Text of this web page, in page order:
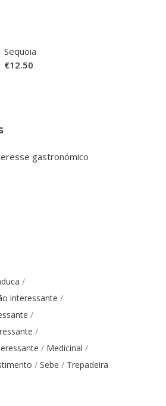
Sequoia
€12.50
gastronómico
interessante
Medicinal
Sebe Trepadeira